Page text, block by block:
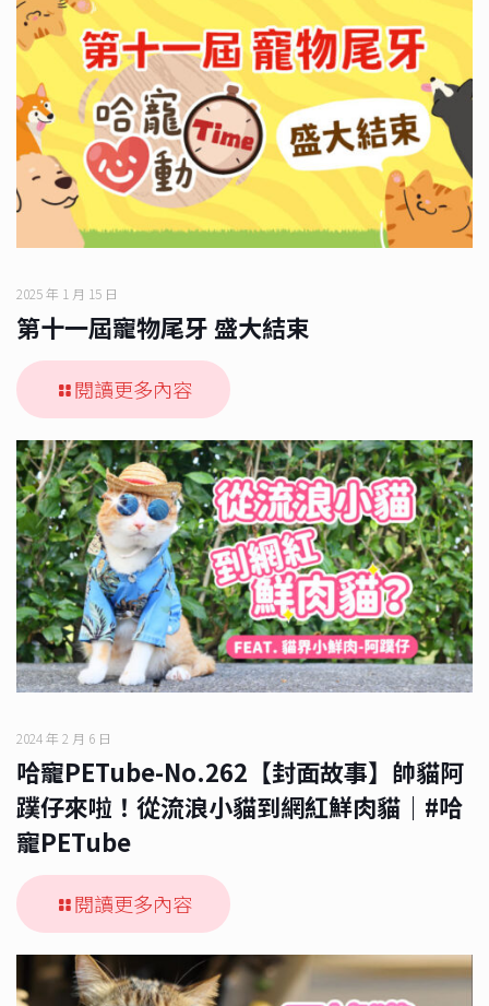
2025 年 1 月 15 日
第十一屆寵物尾牙 盛大結束
閱讀更多內容
2024 年 2 月 6 日
哈寵PETube-No.262【封面故事】帥貓阿
蹼仔來啦！從流浪小貓到網紅鮮肉貓｜#哈
寵PETube
閱讀更多內容